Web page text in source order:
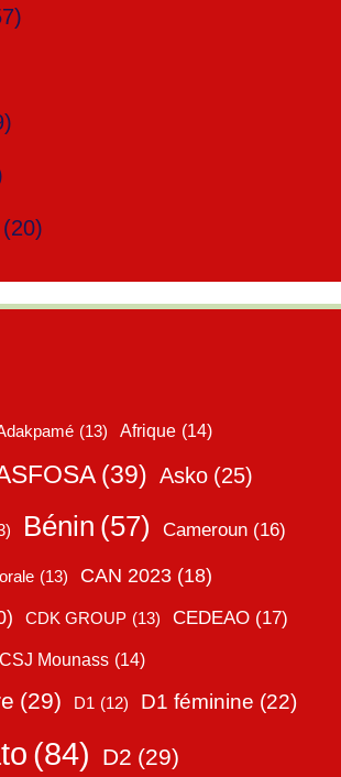
(20)
(13) Afrique (14)
(39) Asko (25)
Bénin (57) Cameroun (16)
(13) CAN 2023 (18)
CDK GROUP (13) CEDEAO (17)
CSJ Mounass (14)
(29) D1 (12) D1 féminine (22)
(84) D2 (29)